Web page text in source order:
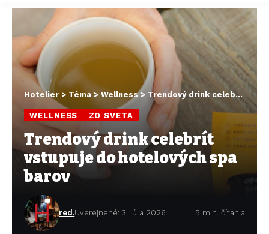
Hotelier > Téma > Wellness> Trendový drink celebrít vstupuje do hotelových spa barov
WELLNESS ZO SVETA
Trendový drink celebrít
vstupuje do hotelových spa
barov
red.Uverejnené: 3. júla 2026 5 min. čítania